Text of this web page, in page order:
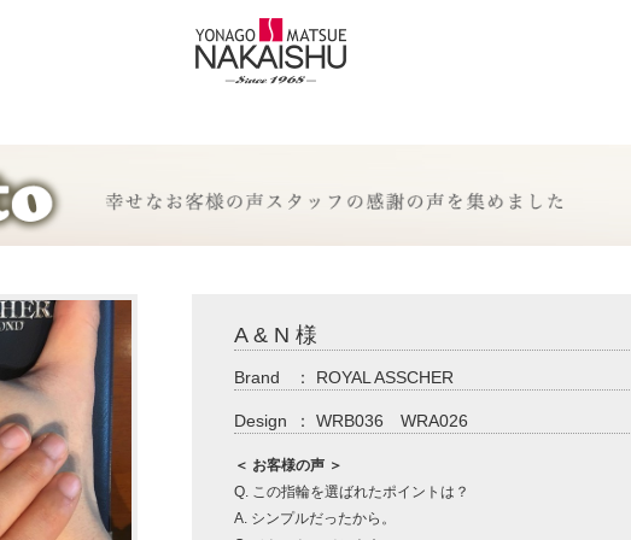
A & N 様
Brand ： ROYAL ASSCHER
Design ： WRB036 WRA026
＜ お客様の声 ＞
Q. この指輪を選ばれたポイントは？
A. シンプルだったから。